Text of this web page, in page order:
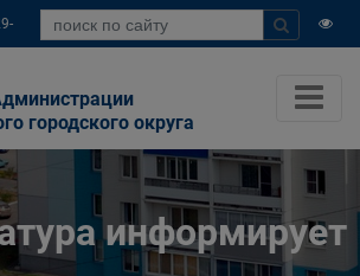
городского округа
информирует